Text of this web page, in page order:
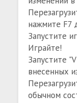
нажмите F7
Запустите
Играйте!
Запустите
внесенных
обычном